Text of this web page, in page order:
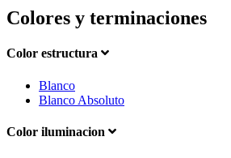
Colores y terminaciones
Color estructura
Blanco
Blanco Absoluto
Color iluminacion